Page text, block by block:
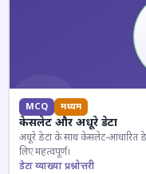
MCQ मध्यम
केसलेट और अधूरे डेटा
अधूरे डेटा के साथ केसलेट-आधारित
लिए महत्वपूर्ण।
डेटा व्याख्या प्रश्नोत्तरी